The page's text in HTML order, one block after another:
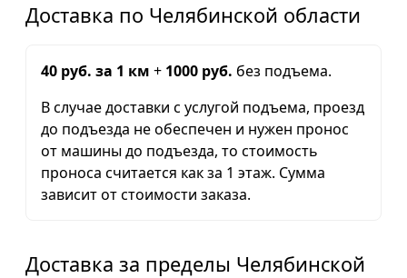
Доставка по Челябинской области
40 руб. за 1 км + 1000 руб. без подъема.
В случае доставки с услугой подъема, проезд
до подъезда не обеспечен и нужен пронос
от машины до подъезда, то стоимость
проноса считается как за 1 этаж. Сумма
зависит от стоимости заказа.
Доставка за пределы Челябинской